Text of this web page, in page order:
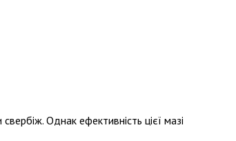
Однак ефективність цієї мазі